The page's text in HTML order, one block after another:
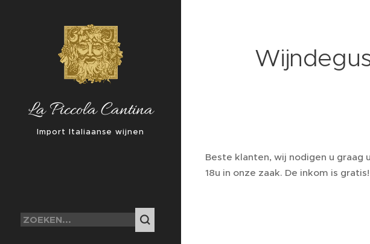
La Piccola Cantina
Import Italiaanse wijnen
Beste klanten, wij nodigen u graag
18u in onze zaak. De inkom is gratis!